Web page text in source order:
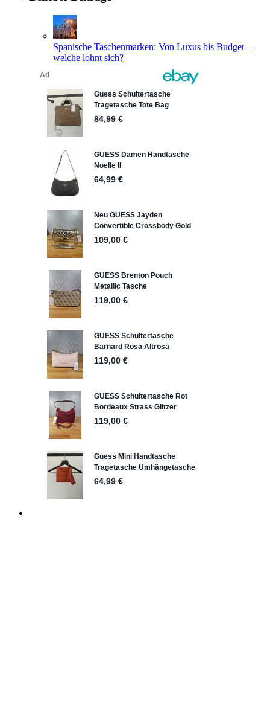
Spanische Taschenmarken: Von Luxus bis Budget –
welche lohnt sich?